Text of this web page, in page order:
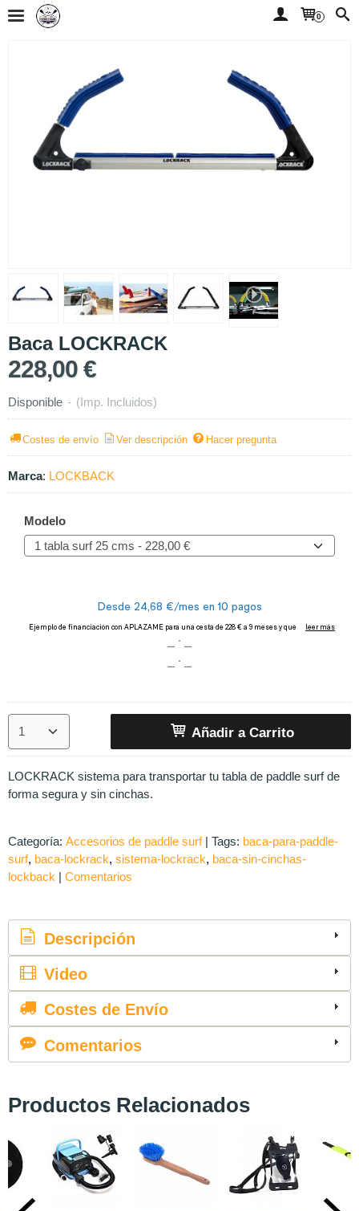
0
Baca LOCKRACK
228,00 €
Disponible - (Imp. Incluidos)
Costes de envío Ver descripción Hacer pregunta
Marca: LOCKBACK
Modelo
Añadir a Carrito
LOCKRACK sistema para transportar tu tabla de paddle surf de
forma segura y sin cinchas.
Categoría: Accesorios de paddle surf | Tags: baca-para-paddle-
surf baca-lockrack sistema-lockrack baca-sin-cinchas-
lockback | Comentarios
Descripción
Video
Costes de Envío
Comentarios
Productos Relacionados